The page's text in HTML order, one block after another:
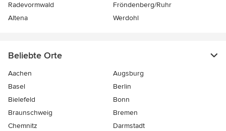
Radevormwald
Fröndenberg/Ruhr
Altena
Werdohl
Beliebte Orte
Aachen
Augsburg
Basel
Berlin
Bielefeld
Bonn
Braunschweig
Bremen
Chemnitz
Darmstadt